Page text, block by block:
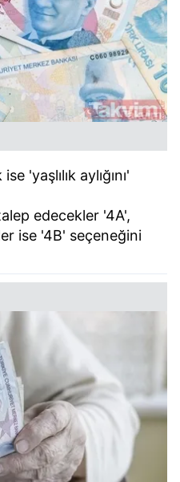
'yaşlılık aylığını'
edecekler '4A',
ise '4B' seçeneğini